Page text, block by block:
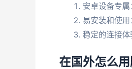
安卓设备专属
易安装和使用
稳定的连接体
在国外怎么